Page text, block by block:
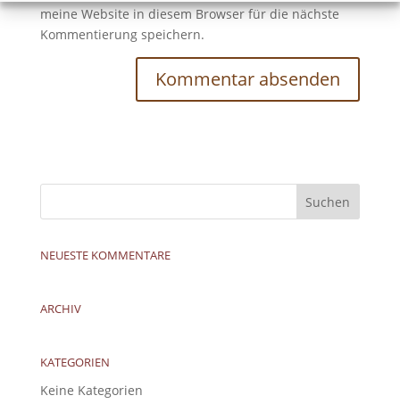
meine Website in diesem Browser für die nächste
Kommentierung speichern.
NEUESTE KOMMENTARE
ARCHIV
KATEGORIEN
Keine Kategorien